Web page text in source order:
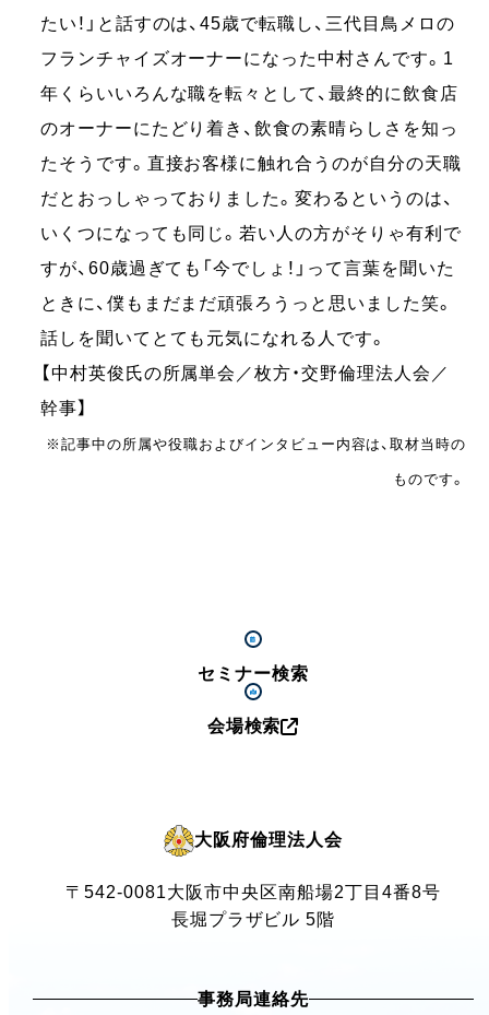
たい！」と話すのは、45歳で転職し、三代目鳥メロの
フランチャイズオーナーになった中村さんです。1
年くらいいろんな職を転々として、最終的に飲食店
のオーナーにたどり着き、飲食の素晴らしさを知っ
たそうです。直接お客様に触れ合うのが自分の天職
だとおっしゃっておりました。変わるというのは、
いくつになっても同じ。若い人の方がそりゃ有利で
すが、60歳過ぎても「今でしょ！」って言葉を聞いた
ときに、僕もまだまだ頑張ろうっと思いました笑。
話しを聞いてとても元気になれる人です。
【中村英俊氏の所属単会／枚方・交野倫理法人会／
幹事】
※記事中の所属や役職およびインタビュー内容は、取材当時の
ものです。
セミナー検索
会場検索
大阪府倫理法人会
〒542-0081大阪市中央区南船場2丁目4番8号
長堀プラザビル 5階
事務局連絡先